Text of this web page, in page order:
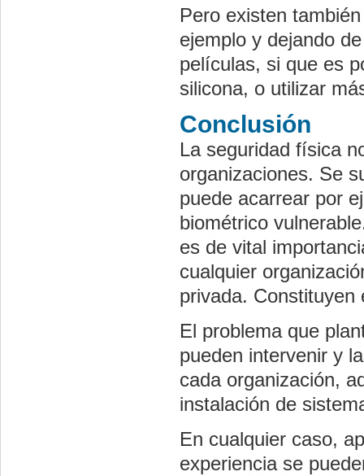
Pero existen
ejemplo y dejando
películas, si que es
silicona, o utilizar
Conclusión
La seguridad física
organizaciones. Se
puede acarrear por
biométrico
es de vital
cualquier
privada. Constituyen
El problema que
pueden intervenir y
cada organización,
instalación de
En cualquier caso,
experiencia se